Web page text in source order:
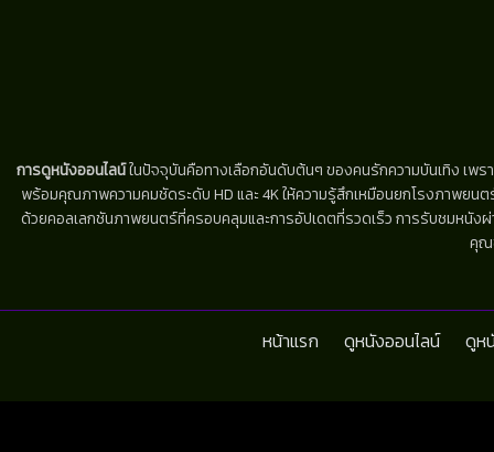
การดูหนังออนไลน์ในปัจจุบันคือทางเลือกอันดับต้นๆ ของคนรักความบันเทิง เพร
พร้อมคุณภาพความคมชัดระดับ HD และ 4K ให้ความรู้สึกเหมือนยกโรงภาพยน
ด้วยคอลเลกชันภาพยนตร์ที่ครอบคลุมและการอัปเดตที่รวดเร็ว การรับชมหนัง
คุณ
หน้าแรก ดูหนังออนไลน์ ดูห